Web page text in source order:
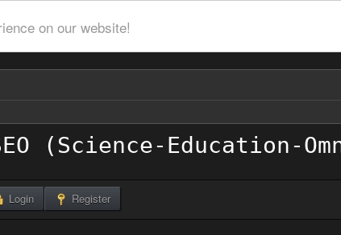
on our website!
Login Register